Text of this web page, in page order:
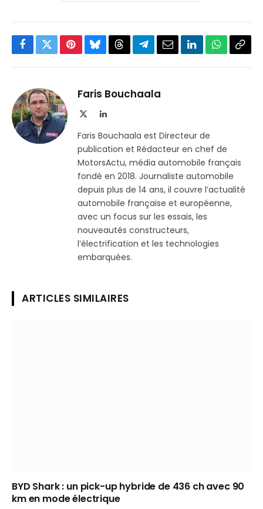
Facebook
TwitterPinterestBlueskyThreadsPartager
Telegram
EmailLinkedInWhatsApp
Faris Bouchaala
LinkedIn
Faris Bouchaala est Directeur de
publication et Rédacteur en chef de
MotorsActu, média automobile français
fondé en 2018. Journaliste automobile
depuis plus de 14 ans, il couvre l’actualité
automobile française et européenne,
avec un focus sur les essais, les
nouveautés constructeurs,
l’électrification et les technologies
embarquées.
ARTICLES SIMILAIRES
BYD Shark : un pick-up hybride de 436 ch avec 90
km en mode électrique